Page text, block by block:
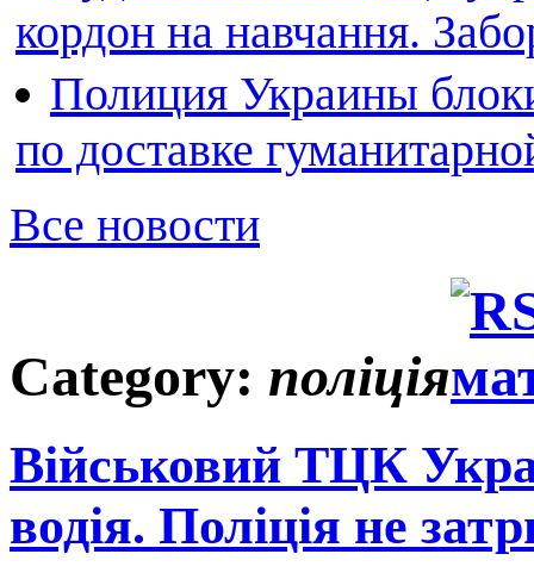
кордон на навчання.
Полиция Украины
по доставке
Все новости
Category: поліція
Військовий ТЦК
водія. Поліція не